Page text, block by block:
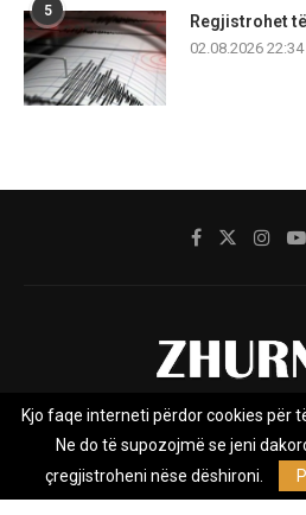
5
Regjistrohet
02.08.2026 22:34
Rreth nesh Impresumi
Privacy
Zhurnal.mk është Agjenci e Lajmeve e
Kjo faqe interneti përdor cookies për
Ne do të supozojmë se jeni
çregjistroheni nëse dëshironi.